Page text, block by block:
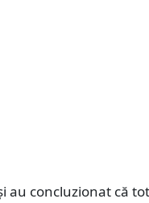
au concluzionat că